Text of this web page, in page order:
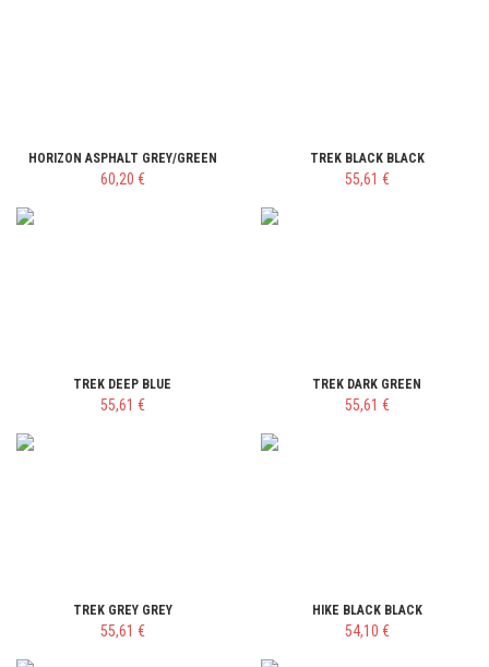
HORIZON ASPHALT GREY/GREEN
60,20 €
TREK BLACK BLACK
55,61 €
TREK DEEP BLUE
55,61 €
TREK DARK GREEN
55,61 €
TREK GREY GREY
55,61 €
HIKE BLACK BLACK
54,10 €